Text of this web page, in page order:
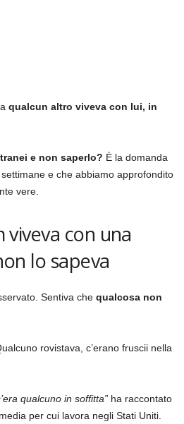
qualcun altro viveva con lui, in
e non saperlo? È la domanda
e che abbiamo approfondito
vere.
viveva con una
lo sapeva
Sentiva che qualcosa non
rovistava, c’erano fruscii nella
qualcuno in soffitta” ha raccontato
per cui lavora negli Stati Uniti.